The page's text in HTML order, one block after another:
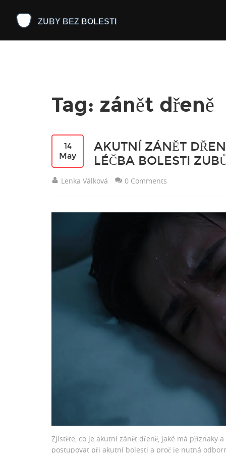
Tag: zánět dřeně
14
May
AKUTNÍ ZÁNĚT
LÉČBA BOLESTI
Lenka Válková 0 Comments
Zjistěte, co je akutní zánět dřeně, jaké má příznaky
postupovat při akutní bolesti a proč je nutná